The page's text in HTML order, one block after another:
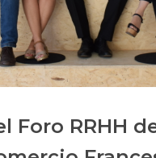
Foro RRHH